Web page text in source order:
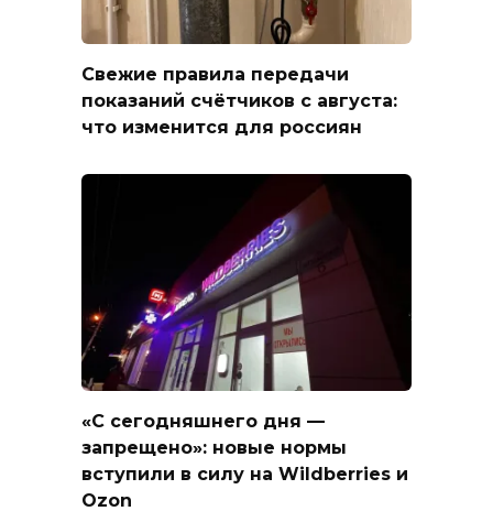
Свежие правила передачи
показаний счётчиков с августа:
что изменится для россиян
«С сегодняшнего дня —
запрещено»: новые нормы
вступили в силу на Wildberries и
Ozon